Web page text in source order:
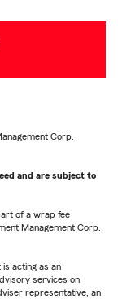
Corp.
and are subject to
of a wrap fee
Management Corp.
acting as an
services on
representative, an